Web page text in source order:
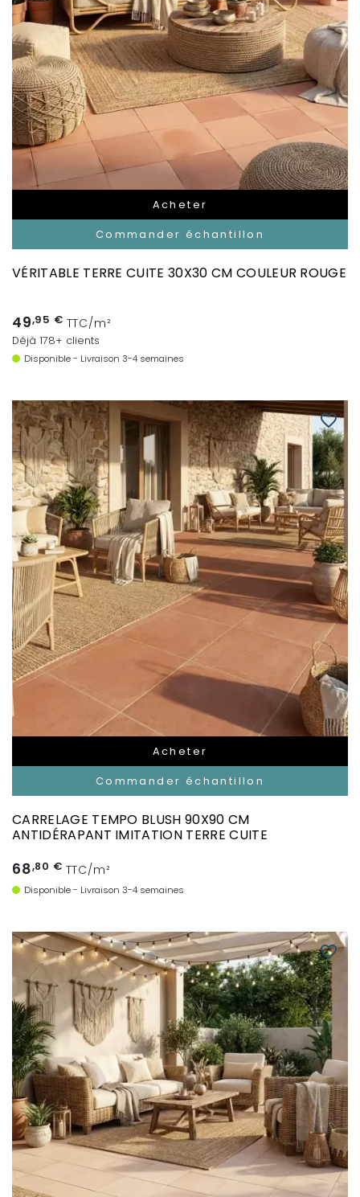
Acheter
Commander échantillon
VÉRITABLE TERRE CUITE 30X30 CM COULEUR ROUGE
49,95 € TTC/m²
Déjà 178+ clients
Disponible - Livraison 3-4 semaines
Acheter
Commander échantillon
favorite_border
CARRELAGE TEMPO BLUSH 90X90 CM
ANTIDÉRAPANT IMITATION TERRE CUITE
68,80 € TTC/m²
Disponible - Livraison 3-4 semaines
favorite_border